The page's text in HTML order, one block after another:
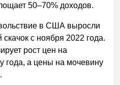
50–70% доходов.
в США выросли
с ноября 2022 года.
рост цен на
года, а цены на мочевину